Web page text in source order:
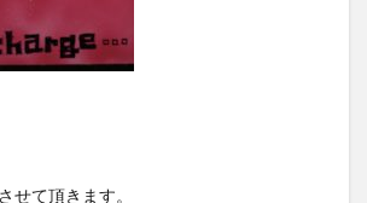
せて頂きます。